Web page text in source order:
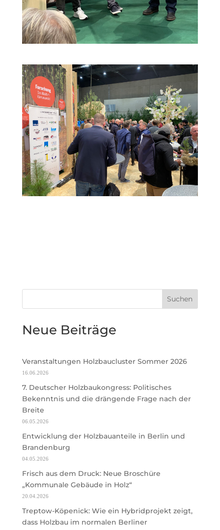
Suchen
Neue Beiträge
Veranstaltungen Holzbaucluster Sommer 2026
16.06.2026
7. Deutscher Holzbaukongress: Politisches
Bekenntnis und die drängende Frage nach der
Breite
06.05.2026
Entwicklung der Holzbauanteile in Berlin und
Brandenburg
04.05.2026
Frisch aus dem Druck: Neue Broschüre
„Kommunale Gebäude in Holz“
20.04.2026
Treptow-Köpenick: Wie ein Hybridprojekt zeigt,
dass Holzbau im normalen Berliner